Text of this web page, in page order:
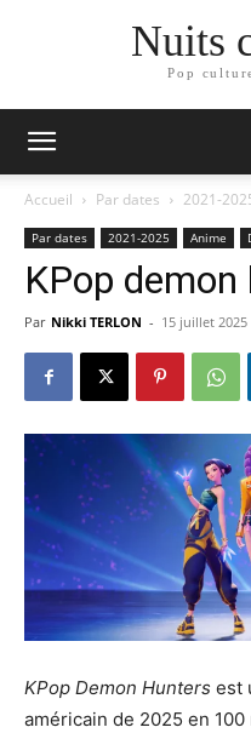
Nuits
Pop
Accueil Par dates 2021-
Par dates 2021-2025 Anime
KPop
Par Nikki TERLON - 15 juillet 2025
KPop Demon Hunters est
américain de 2025 en 100